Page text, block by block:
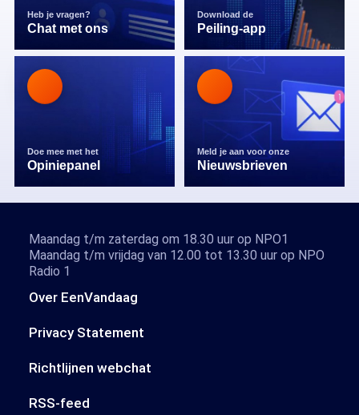
Heb je vragen?
Chat met ons
Download de
Peiling-app
Doe mee met het
Opiniepanel
Meld je aan voor onze
Nieuwsbrieven
Over EenVandaag
Privacy Statement
Richtlijnen webchat
RSS-feed
Maandag t/m zaterdag om 18.30 uur op NPO1
Maandag t/m vrijdag van 12.00 tot 13.30 uur op NPO
Radio 1